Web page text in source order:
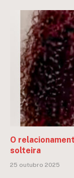
O
solteira
25 outubro 2025